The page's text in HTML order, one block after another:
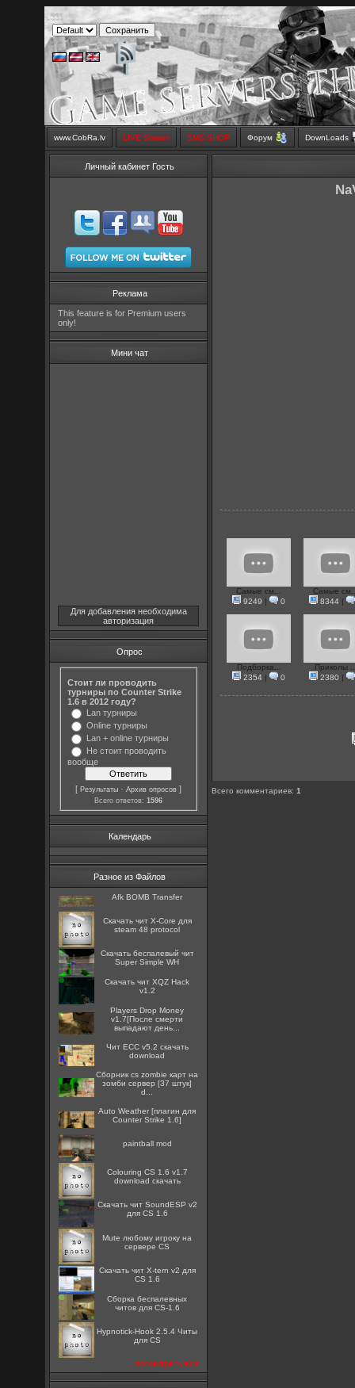
www.CobRa.lv LIVE Stream SMS SHOP Форум DownLoads
Личный кабинет Гость
Реклама
This feature is for Premium users
only!
Мини чат
Для добавления необходима
авторизация
Опрос
Стоит ли проводить
турниры по Counter Strike
1.6 в 2012 году?
Lan турниры
Online турниры
Lan + online турниры
Не стоит проводить
вообще
[Результаты ·Архив опросов ]
Всего ответов:1596
Календарь
Разное из Файлов
Afk BOMB Transfer
Скачать чит X-Core для
steam 48 protocol
Скачать беспалевый чит
Super Simple WH
Скачать чит XQZ Hack
v1.2
Players Drop Money
v1.7[После смерти
выпадают день...
Чит ECC v5.2 скачать
download
Сборник cs zombie карт на
зомби сервер [37 штук]
d...
Auto Weather [плагин для
Counter Strike 1.6]
paintball mod
Colouring CS 1.6 v1.7
download скачать
Скачать чит SoundESP v2
для CS 1.6
Mute любому игроку на
сервере CS
Скачать чит X-tern v2 для
CS 1.6
Сборка беспалевных
читов для CS-1.6
Hypnotick-Hook 2.5.4 Читы
для CS
посмотреть все
Самые см...
9249 | 0
Самые
8344 |
Подборка...
2354 | 0
Приколы
2380 |
Всего комментариев:1